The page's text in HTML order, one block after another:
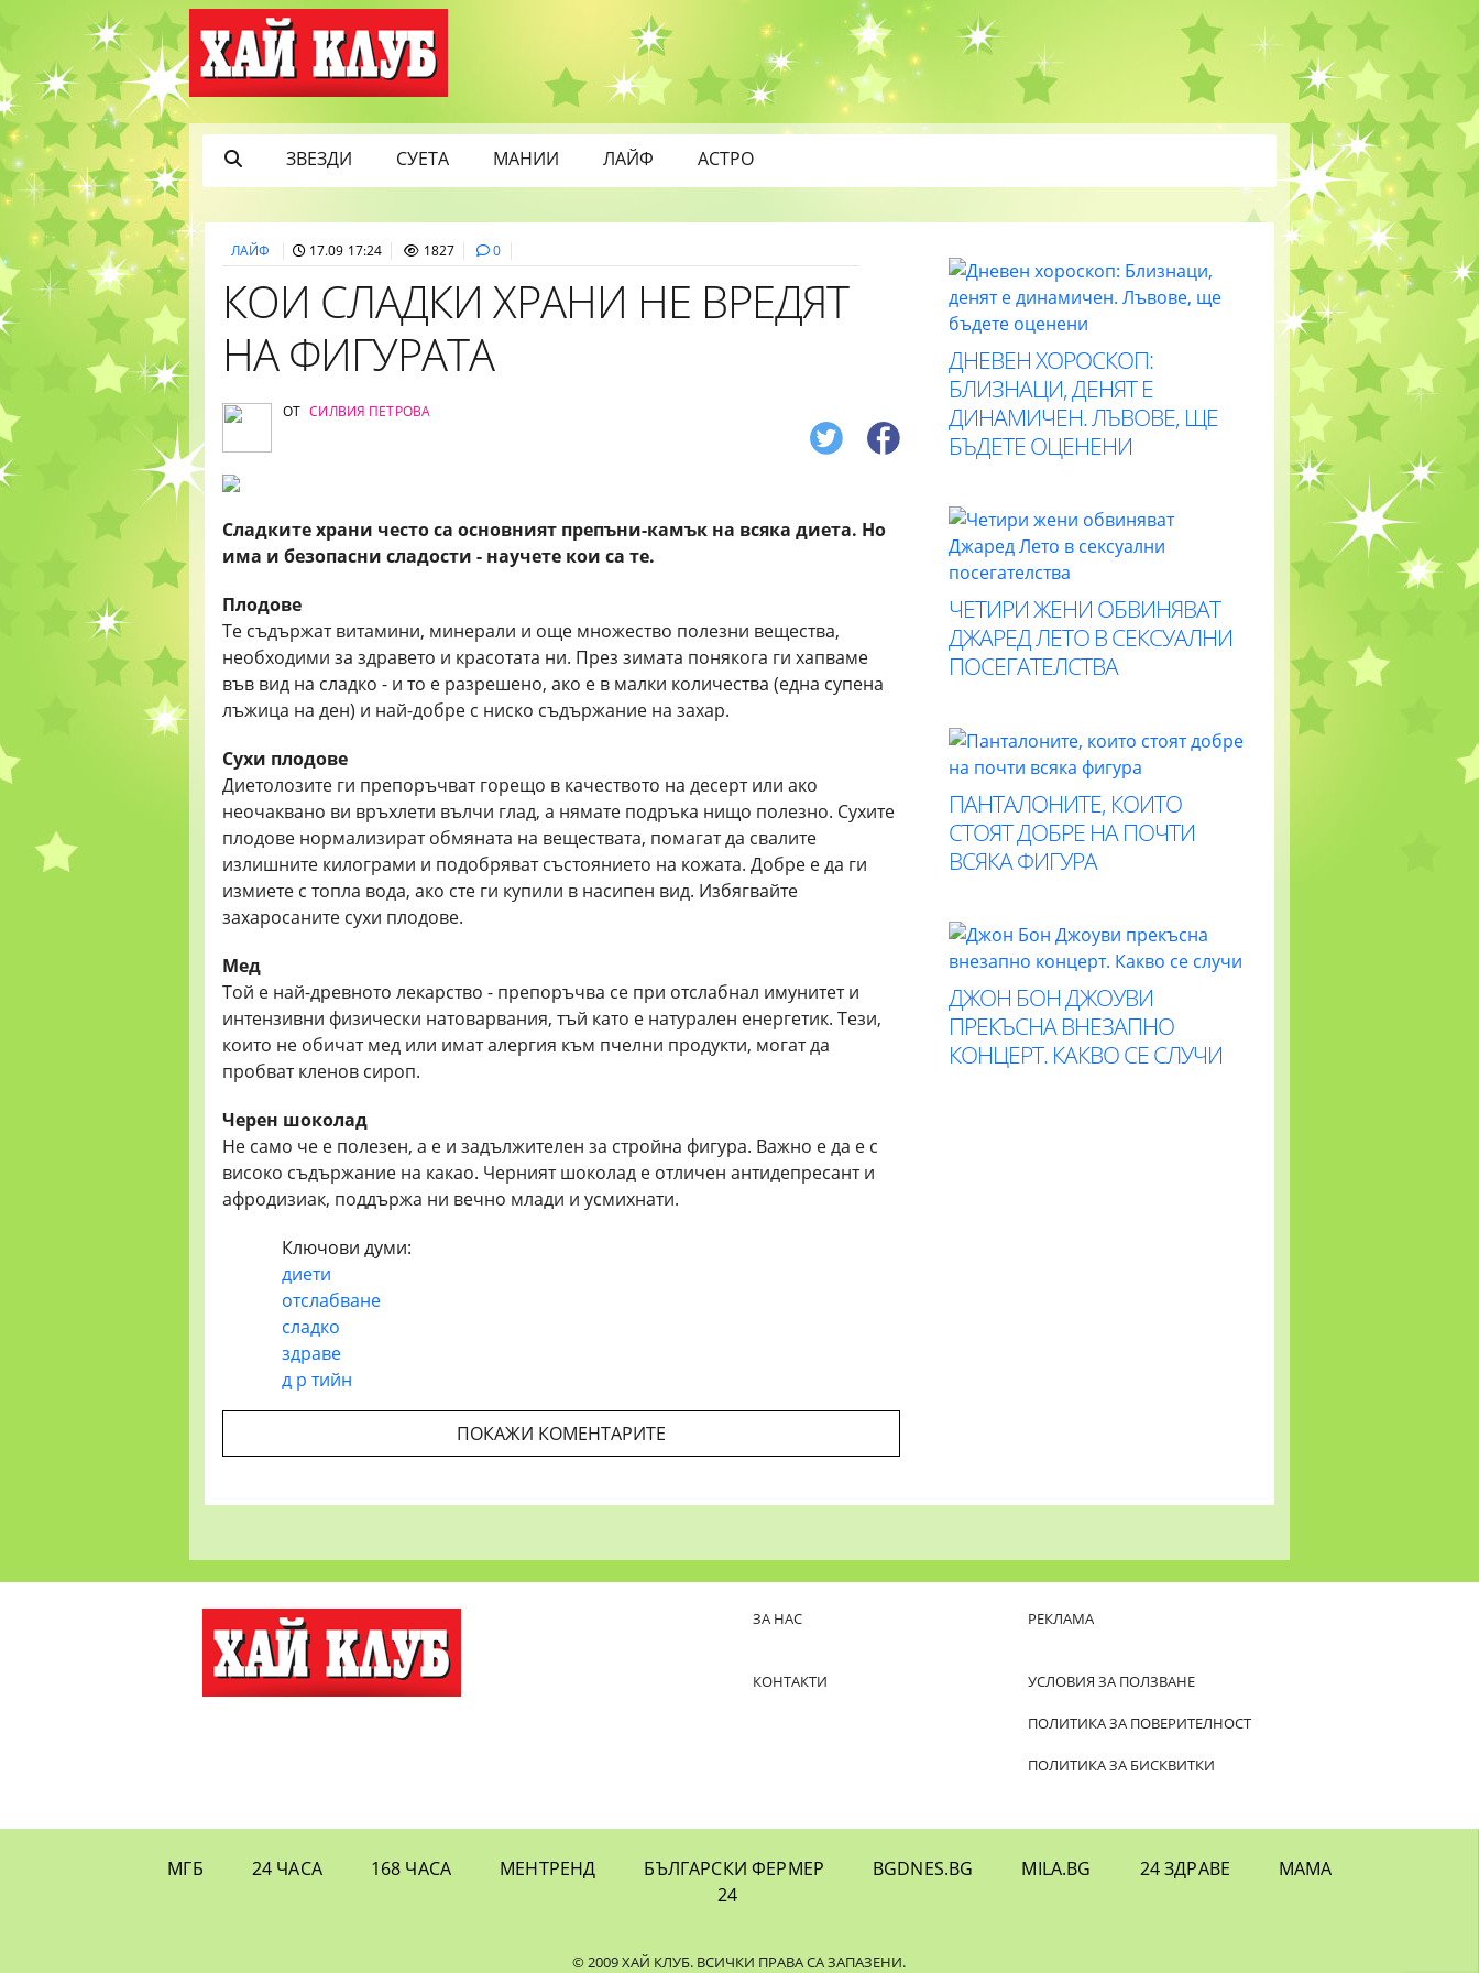
ЗВЕЗДИ СУЕТА МАНИИ ЛАЙФ АСТРО
ЛАЙФ 17.09 17:24 1827 0
КОИ СЛАДКИ ХРАНИ НЕ ВРЕДЯТ
НА ФИГУРАТА
ОТ СИЛВИЯ ПЕТРОВА
Сладките храни често са основният препъни-камък на всяка диета. Но
има и безопасни сладости - научете кои са те.
Плодове
Те съдържат витамини, минерали и още множество полезни вещества,
необходими за здравето и красотата ни. През зимата понякога ги хапваме
във вид на сладко - и то е разрешено, ако е в малки количества (една супена
лъжица на ден) и най-добре с ниско съдържание на захар.
Сухи плодове
Диетолозите ги препоръчват горещо в качеството на десерт или ако
неочаквано ви връхлети вълчи глад, а нямате подръка нищо полезно. Сухите
плодове нормализират обмяната на веществата, помагат да свалите
излишните килограми и подобряват състоянието на кожата. Добре е да ги
измиете с топла вода, ако сте ги купили в насипен вид. Избягвайте
захаросаните сухи плодове.
Мед
Той е най-древното лекарство - препоръчва се при отслабнал имунитет и
интензивни физически натоварвания, тъй като е натурален енергетик. Тези,
които не обичат мед или имат алергия към пчелни продукти, могат да
пробват кленов сироп.
Черен шоколад
Не само че е полезен, а е и задължителен за стройна фигура. Важно е да е с
високо съдържание на какао. Черният шоколад е отличен антидепресант и
афродизиак, поддържа ни вечно млади и усмихнати.
Ключови думи:
диети
отслабване
сладко
здраве
д р тийн
ПОКАЖИ КОМЕНТАРИТЕ
ДНЕВЕН ХОРОСКОП:
БЛИЗНАЦИ, ДЕНЯТ Е
ДИНАМИЧЕН. ЛЪВОВЕ, ЩЕ
БЪДЕТЕ ОЦЕНЕНИ
ЧЕТИРИ ЖЕНИ ОБВИНЯВАТ
ДЖАРЕД ЛЕТО В СЕКСУАЛНИ
ПОСЕГАТЕЛСТВА
ПАНТАЛОНИТЕ, КОИТО
СТОЯТ ДОБРЕ НА ПОЧТИ
ВСЯКА ФИГУРА
ДЖОН БОН ДЖОУВИ
ПРЕКЪСНА ВНЕЗАПНО
КОНЦЕРТ. КАКВО СЕ СЛУЧИ
ЗА НАС
КОНТАКТИ
РЕКЛАМА
УСЛОВИЯ ЗА ПОЛЗВАНЕ
ПОЛИТИКА ЗА ПОВЕРИТЕЛНОСТ
ПОЛИТИКА ЗА БИСКВИТКИ
МГБ 24 ЧАСА 168 ЧАСА МЕНТРЕНД БЪЛГАРСКИ ФЕРМЕР BGDNES.BG MILA.BG 24 ЗДРАВЕ
МАМА
24
© 2009 ХАЙ КЛУБ. ВСИЧКИ ПРАВА СА ЗАПАЗЕНИ.